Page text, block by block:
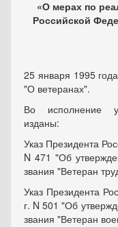
«О мерах по
Российской
25 января 1995
"О ветеранах".
Во исполнение
изданы:
Указ Президента
N 471 "Об
звания "Ветеран
Указ Президента
г. N 501 "Об
звания "Ветеран